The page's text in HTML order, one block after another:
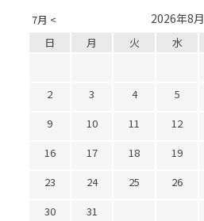
7月 < 2026年8月
日 月 火 水
2
3 4 5
9
10 11 12
16
17 18 19
23
24 25 26
30
31